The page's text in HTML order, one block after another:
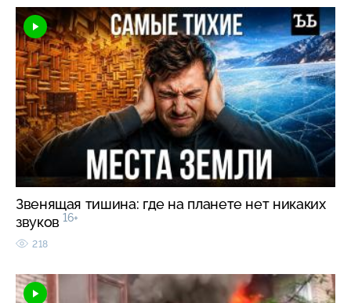
Звенящая тишина: где на планете нет никаких
звуков 16+
218